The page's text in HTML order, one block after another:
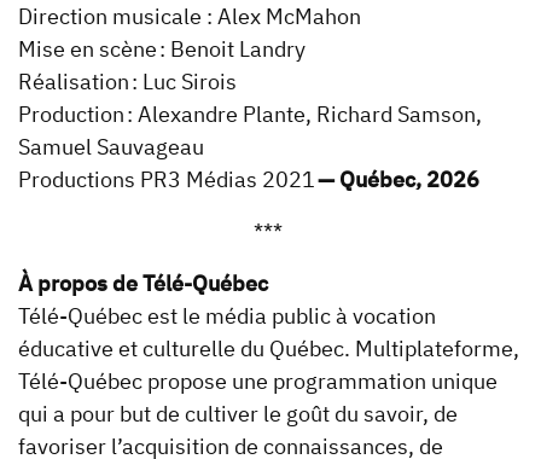
Direction musicale : Alex McMahon
Mise en scène : Benoit Landry
Réalisation : Luc Sirois
Production : Alexandre Plante, Richard Samson,
Samuel Sauvageau
Productions PR3 Médias 2021— Québec, 2026
***
À propos de Télé-Québec
Télé-Québec est le média public à vocation
éducative et culturelle du Québec. Multiplateforme,
Télé-Québec propose une programmation unique
qui a pour but de cultiver le goût du savoir, de
favoriser l’acquisition de connaissances, de